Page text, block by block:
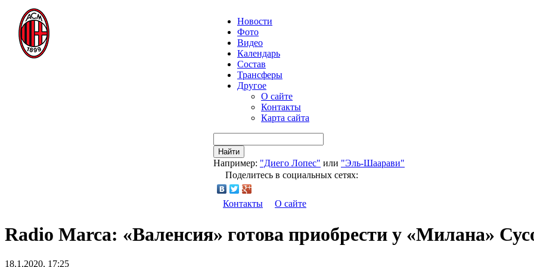
Новости
Фото
Видео
Календарь
Состав
Трансферы
Другое
О сайте
Контакты
Карта сайта
Найти
Например: "Диего Лопес" или "Эль-Шаарави"
Поделитесь в социальных сетях:
Контакты О сайте
Radio Marca: «Валенсия» готова приобрести у «Милана»
18.1.2020, 17:25